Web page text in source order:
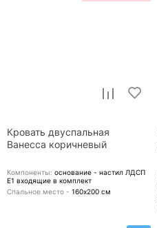
Кровать двуспальная
Ванесса коричневый
Компоненты: основание - настил ЛДСП
Е1 входящие в комплект
Спальное место - 160х200 см